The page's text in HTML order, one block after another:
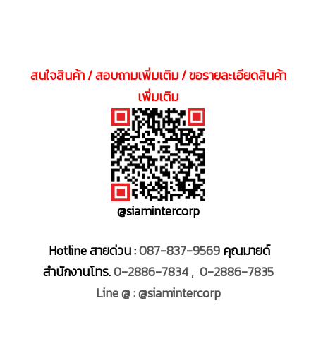
สนใจสินค้า / สอบถามเพิ่มเติม / ขอรายละเอียดสินค้า
เพิ่มเติม
@siamintercorp
Hotline สายด่วน :087-837-9569คุณมายด์
สำนักงานโทร.0-2886-7834 , 0-2886-7835
Line @ : @siamintercorp